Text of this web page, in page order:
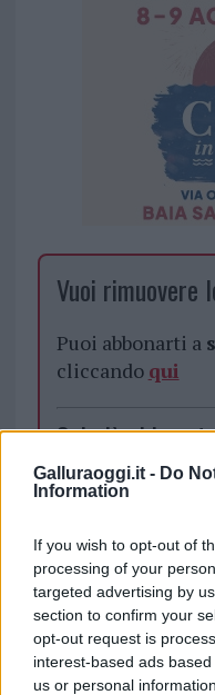
Galluraoggi.it - Do
Information
If you wish to opt-out of
processing of your
targeted advertising by
section to confirm your
opt-out request is
interest-based ads
us or personal
Vuoi rimuovere
Puoi abbonarti a
cliccando qui
Sei già
Puoi effettuare
cliccandoqui
TEMI:
Coronavirus
Interrogatori Sardegna